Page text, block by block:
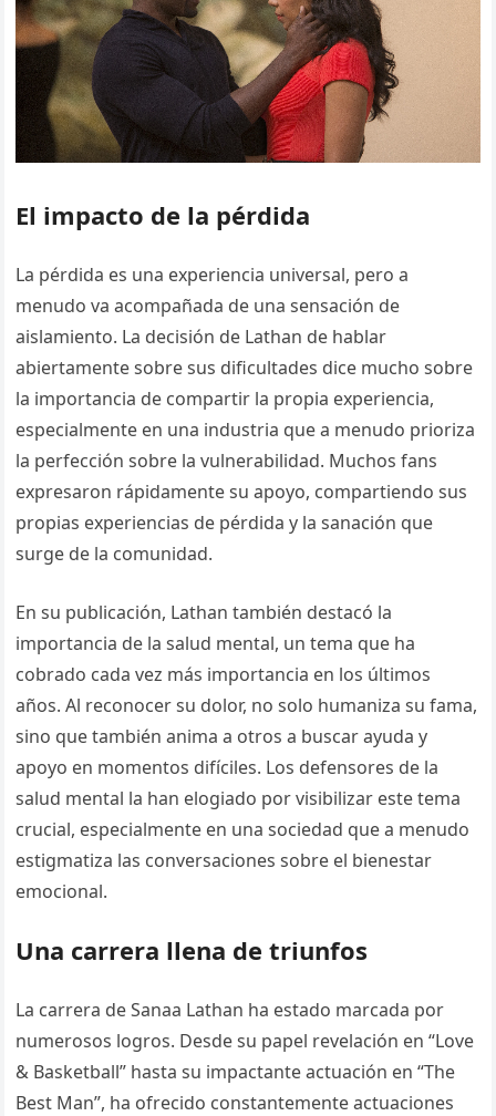
El impacto de la pérdida
La pérdida es una experiencia universal, pero a
menudo va acompañada de una sensación de
aislamiento. La decisión de Lathan de hablar
abiertamente sobre sus dificultades dice mucho sobre
la importancia de compartir la propia experiencia,
especialmente en una industria que a menudo prioriza
la perfección sobre la vulnerabilidad. Muchos fans
expresaron rápidamente su apoyo, compartiendo sus
propias experiencias de pérdida y la sanación que
surge de la comunidad.
En su publicación, Lathan también destacó la
importancia de la salud mental, un tema que ha
cobrado cada vez más importancia en los últimos
años. Al reconocer su dolor, no solo humaniza su fama,
sino que también anima a otros a buscar ayuda y
apoyo en momentos difíciles. Los defensores de la
salud mental la han elogiado por visibilizar este tema
crucial, especialmente en una sociedad que a menudo
estigmatiza las conversaciones sobre el bienestar
emocional.
Una carrera llena de triunfos
La carrera de Sanaa Lathan ha estado marcada por
numerosos logros. Desde su papel revelación en “Love
& Basketball” hasta su impactante actuación en “The
Best Man”, ha ofrecido constantemente actuaciones